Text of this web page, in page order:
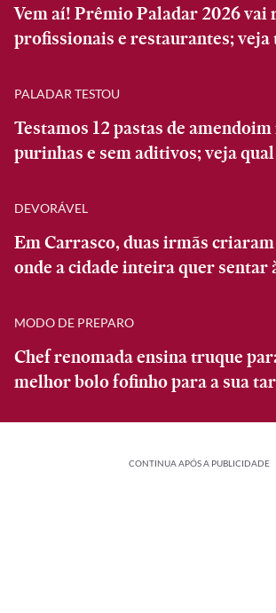
Vem aí! Prêmio Paladar 2026 vai
profissionais e restaurantes; veja
PALADAR TESTOU
Testamos 12 pastas de
purinhas e sem aditivos; veja
DEVORÁVEL
Em Carrasco, duas irmãs
onde a cidade inteira quer sentar
MODO DE PREPARO
Chef renomada ensina truque
melhor bolo fofinho para a sua
CONTINUA APÓS A PUBLICIDADE